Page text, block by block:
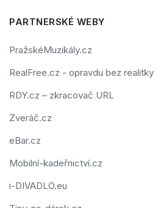
PARTNERSKÉ WEBY
PražskéMuzikály.cz
RealFree.cz - opravdu bez realitky
RDY.cz – zkracovač URL
Zveráč.cz
eBar.cz
Mobilní-kadeřnictví.cz
i-DIVADLO.eu